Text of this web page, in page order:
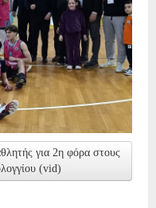
για 2η φόρα στους
(vid)